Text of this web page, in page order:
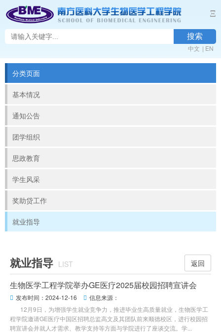
Ξ
搜索
中文 | EN
分类页面
基本情况
通知公告
团学组织
思政教育
学生风采
奖助贷工作
就业指导
就业指导 LIST 返回
生物医学工程学院举办GE医疗2025届校园招聘宣讲会
 发布时间：2024-12-16  信息来源：
12月9日，为增强学生就业竞争力，推进毕业生高质量就业，生物医学工
程学院邀请GE医疗中国区招聘总监高文及其团队前来顺德校区，进行校园招
聘宣讲会并就人才需求、教学支持等方面与学院进行了座谈交流。学...